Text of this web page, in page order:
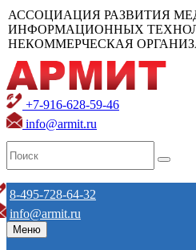
АССОЦИАЦИЯ РАЗВИТИЯ
ИНФОРМАЦИОННЫХ
НЕКОММЕРЧЕСКАЯ
+7-916-628-59-46
info@armit.ru
8-495-728-64-32
info@armit.ru
Меню